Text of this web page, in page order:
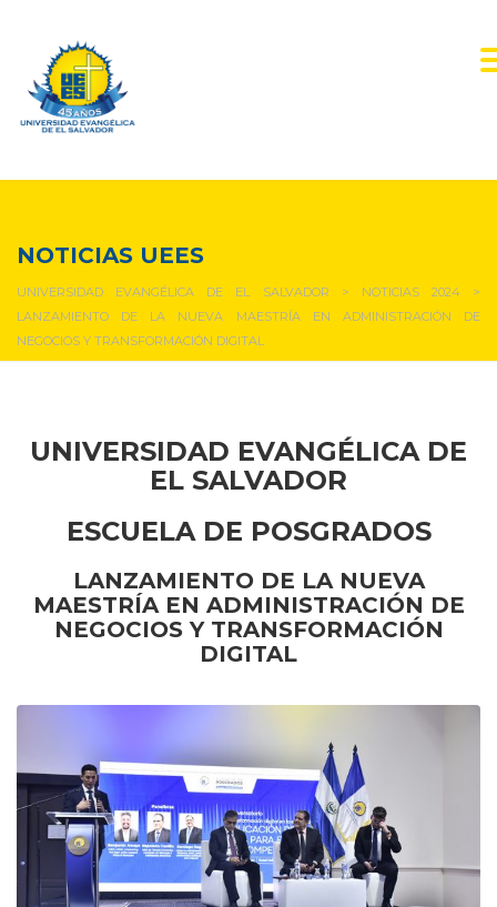
NOTICIAS UEES
UNIVERSIDAD EVANGÉLICA DE EL SALVADOR > NOTICIAS 2024>
LANZAMIENTO DE LA NUEVA MAESTRÍA EN ADMINISTRACIÓN DE
NEGOCIOS Y TRANSFORMACIÓN DIGITAL
UNIVERSIDAD EVANGÉLICA DE
EL SALVADOR
ESCUELA DE POSGRADOS
LANZAMIENTO DE LA NUEVA
MAESTRÍA EN ADMINISTRACIÓN DE
NEGOCIOS Y TRANSFORMACIÓN
DIGITAL